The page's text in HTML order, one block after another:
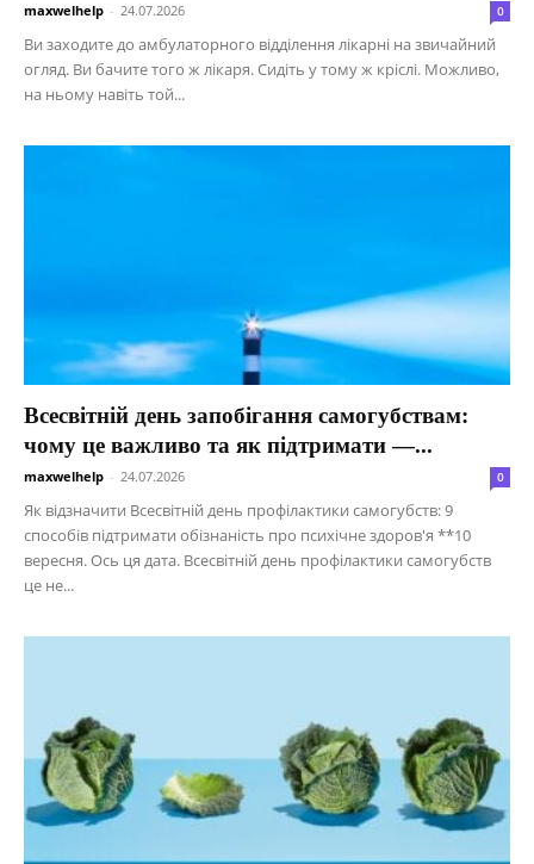
maxwelhelp - 24.07.2026 0
Ви заходите до амбулаторного відділення лікарні на звичайний
огляд. Ви бачите того ж лікаря. Сидіть у тому ж кріслі. Можливо,
на ньому навіть той...
Всесвітній день запобігання самогубствам:
чому це важливо та як підтримати —...
maxwelhelp - 24.07.2026 0
Як відзначити Всесвітній день профілактики самогубств: 9
способів підтримати обізнаність про психічне здоров'я **10
вересня. Ось ця дата. Всесвітній день профілактики самогубств
це не...